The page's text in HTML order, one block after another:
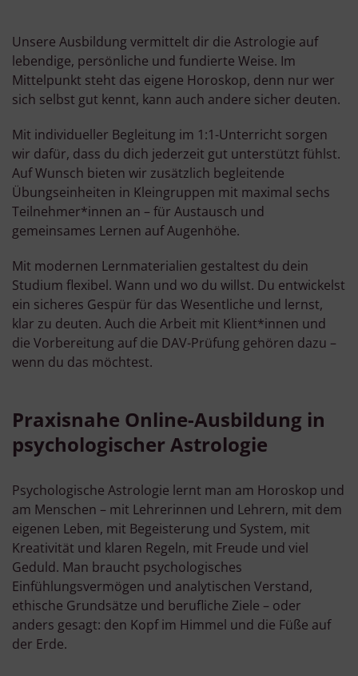
Unsere Ausbildung vermittelt dir die Astrologie auf
lebendige, persönliche und fundierte Weise. Im
Mittelpunkt steht das eigene Horoskop, denn nur wer
sich selbst gut kennt, kann auch andere sicher deuten.
Mit individueller Begleitung im 1:1-Unterricht sorgen
wir dafür, dass du dich jederzeit gut unterstützt fühlst.
Auf Wunsch bieten wir zusätzlich begleitende
Übungseinheiten in Kleingruppen mit maximal sechs
Teilnehmer*innen an – für Austausch und
gemeinsames Lernen auf Augenhöhe.
Mit modernen Lernmaterialien gestaltest du dein
Studium flexibel. Wann und wo du willst. Du entwickelst
ein sicheres Gespür für das Wesentliche und lernst,
klar zu deuten. Auch die Arbeit mit Klient*innen und
die Vorbereitung auf die DAV-Prüfung gehören dazu –
wenn du das möchtest.
Praxisnahe Online-Ausbildung in
psychologischer Astrologie
Psychologische Astrologie lernt man am Horoskop und
am Menschen – mit Lehrerinnen und Lehrern, mit dem
eigenen Leben, mit Begeisterung und System, mit
Kreativität und klaren Regeln, mit Freude und viel
Geduld. Man braucht psychologisches
Einfühlungsvermögen und analytischen Verstand,
ethische Grundsätze und berufliche Ziele – oder
anders gesagt: den Kopf im Himmel und die Füße auf
der Erde.